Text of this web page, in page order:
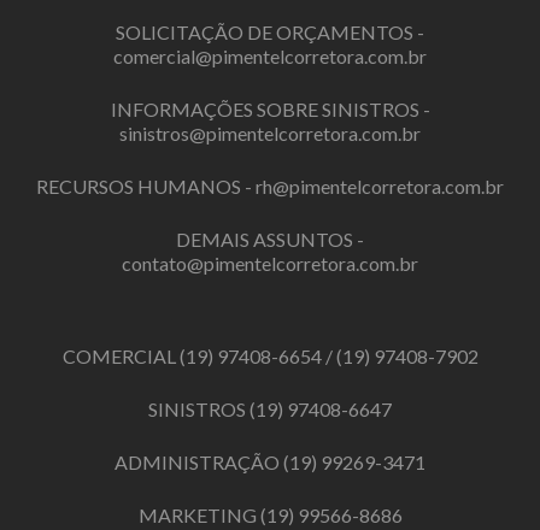
SOLICITAÇÃO DE ORÇAMENTOS -
comercial@pimentelcorretora.com.br
INFORMAÇÕES SOBRE SINISTROS -
sinistros@pimentelcorretora.com.br
RECURSOS HUMANOS - rh@pimentelcorretora.com.br
DEMAIS ASSUNTOS -
contato@pimentelcorretora.com.br
COMERCIAL(19) 97408-6654/(19) 97408-7902
SINISTROS (19) 97408-6647
ADMINISTRAÇÃO (19) 99269-3471
MARKETING (19) 99566-8686